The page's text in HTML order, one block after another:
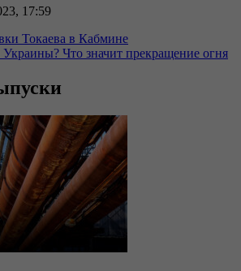
17:59
Токаева в Кабмине
Что значит прекращение огня